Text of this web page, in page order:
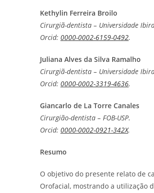
Kethylin Ferreira Broilo
Cirurgiã-dentista – Universidade
Orcid: 0000-0002-6159-0492.
Juliana Alves da Silva Ramalho
Cirurgiã-dentista – Universidade
Orcid: 0000-0002-3319-4636.
Giancarlo de La Torre Canales
Cirurgião-dentista – FOB-USP.
Orcid: 0000-0002-0921-342X.
Resumo
O objetivo do presente relato de
Orofacial, mostrando a utilização